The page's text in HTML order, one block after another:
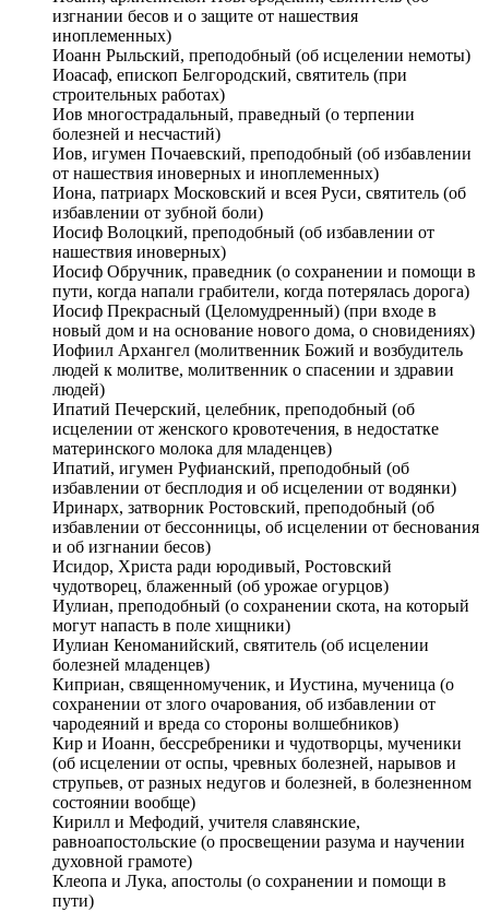
изгнании бесов и о защите от нашествия
иноплеменных)
Иоанн Рыльский, преподобный (об исцелении немоты)
Иоасаф, епископ Белгородский, святитель (при
строительных работах)
Иов многострадальный, праведный (о терпении
болезней и несчастий)
Иов, игумен Почаевский, преподобный (об избавлении
от нашествия иноверных и иноплеменных)
Иона, патриарх Московский и всея Руси, святитель (об
избавлении от зубной боли)
Иосиф Волоцкий, преподобный (об избавлении от
нашествия иноверных)
Иосиф Обручник, праведник (о сохранении и помощи в
пути, когда напали грабители, когда потерялась дорога)
Иосиф Прекрасный (Целомудренный) (при входе в
новый дом и на основание нового дома, о сновидениях)
Иофиил Архангел (молитвенник Божий и возбудитель
людей к молитве, молитвенник о спасении и здравии
людей)
Ипатий Печерский, целебник, преподобный (об
исцелении от женского кровотечения, в недостатке
материнского молока для младенцев)
Ипатий, игумен Руфианский, преподобный (об
избавлении от бесплодия и об исцелении от водянки)
Иринарх, затворник Ростовский, преподобный (об
избавлении от бессонницы, об исцелении от беснования
и об изгнании бесов)
Исидор, Христа ради юродивый, Ростовский
чудотворец, блаженный (об урожае огурцов)
Иулиан, преподобный (о сохранении скота, на который
могут напасть в поле хищники)
Иулиан Кеноманийский, святитель (об исцелении
болезней младенцев)
Киприан, священномученик, и Иустина, мученица (о
сохранении от злого очарования, об избавлении от
чародеяний и вреда со стороны волшебников)
Кир и Иоанн, бессребреники и чудотворцы, мученики
(об исцелении от оспы, чревных болезней, нарывов и
струпьев, от разных недугов и болезней, в болезненном
состоянии вообще)
Кирилл и Мефодий, учителя славянские,
равноапостольские (о просвещении разума и научении
духовной грамоте)
Клеопа и Лука, апостолы (о сохранении и помощи в
пути)